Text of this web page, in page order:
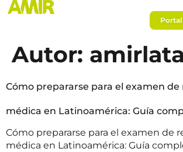
Autor:
Cómo prepararse para el examen de
médica en Latinoamérica: Guía
Cómo prepararse para el examen de
médica en Latinoamérica: Guía